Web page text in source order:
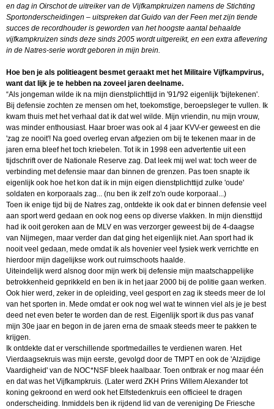
en dag in Oirschot de uitreiker van de Vijfkampkruizen namens de Stichting
Sportonderscheidingen – uitspreken dat Guido van der Feen met zijn tiende
succes de recordhouder is geworden van het hoogste aantal behaalde
vijfkampkruizen sinds deze sinds 2005 wordt uitgereikt, en een extra aflevering
in de Natres-serie wordt geboren in mijn brein.
Hoe ben je als politieagent besmet geraakt met het Militaire Vijfkampvirus,
want dat lijk je te hebben na zoveel jaren deelname.
“Als jongeman wilde ik na mijn dienstplichttijd in '91/'92 eigenlijk 'bijtekenen'.
Bij defensie zochten ze mensen om het, toekomstige, beroepsleger te vullen. Ik
kwam thuis met het verhaal dat ik dat wel wilde. Mijn vriendin, nu mijn vrouw,
was minder enthousiast. Haar broer was ook al 4 jaar KVV-er geweest en die
'zag ze nooit'! Na goed overleg ervan afgezien om bij te tekenen maar in de
jaren erna bleef het toch kriebelen. Tot ik in 1998 een advertentie uit een
tijdschrift over de Nationale Reserve zag. Dat leek mij wel wat: toch weer de
verbinding met defensie maar dan binnen de grenzen. Pas toen snapte ik
eigenlijk ook hoe het kon dat ik in mijn eigen dienstplichttijd zulke 'oude'
soldaten en korporaals zag... (nu ben ik zelf zo'n oude korporaal...)
Toen ik enige tijd bij de Natres zag, ontdekte ik ook dat er binnen defensie veel
aan sport werd gedaan en ook nog eens op diverse vlakken. In mijn diensttijd
had ik ooit geroken aan de MLV en was verzorger geweest bij de 4-daagse
van Nijmegen, maar verder dan dat ging het eigenlijk niet. Aan sport had ik
nooit veel gedaan, mede omdat ik als hovenier veel fysiek werk verrichtte en
hierdoor mijn dagelijkse work out ruimschoots haalde.
Uiteindelijk werd alsnog door mijn werk bij defensie mijn maatschappelijke
betrokkenheid geprikkeld en ben ik in het jaar 2000 bij de politie gaan werken.
Ook hier werd, zeker in de opleiding, veel gesport en zag ik steeds meer de lol
van het sporten in. Mede omdat er ook nog wel wat te winnen viel als je je best
deed net even beter te worden dan de rest. Eigenlijk sport ik dus pas vanaf
mijn 30e jaar en begon in de jaren erna de smaak steeds meer te pakken te
krijgen.
Ik ontdekte dat er verschillende sportmedailles te verdienen waren. Het
Vierdaagsekruis was mijn eerste, gevolgd door de TMPT en ook de 'Alzijdige
Vaardigheid' van de NOC*NSF bleek haalbaar. Toen ontbrak er nog maar één
en dat was het Vijfkampkruis. (Later werd ZKH Prins Willem Alexander tot
koning gekroond en werd ook het Elfstedenkruis een officieel te dragen
onderscheiding. Inmiddels ben ik rijdend lid van de vereniging De Friesche